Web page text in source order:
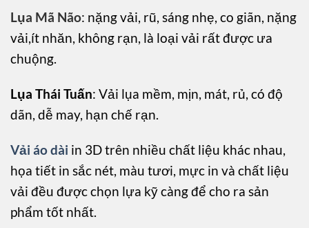
Lụa Mã Não: nặng vải, rũ, sáng nhẹ, co giãn, nặng
vải,ít nhăn, không rạn, là loại vải rất được ưa
chuộng.
Lụa Thái Tuấn: Vải lụa mềm, mịn, mát, rủ, có độ
dãn, dễ may, hạn chế rạn.
Vải áo dài in 3D trên nhiều chất liệu khác nhau,
họa tiết in sắc nét, màu tươi, mực in và chất liệu
vải đều được chọn lựa kỹ càng để cho ra sản
phẩm tốt nhất.